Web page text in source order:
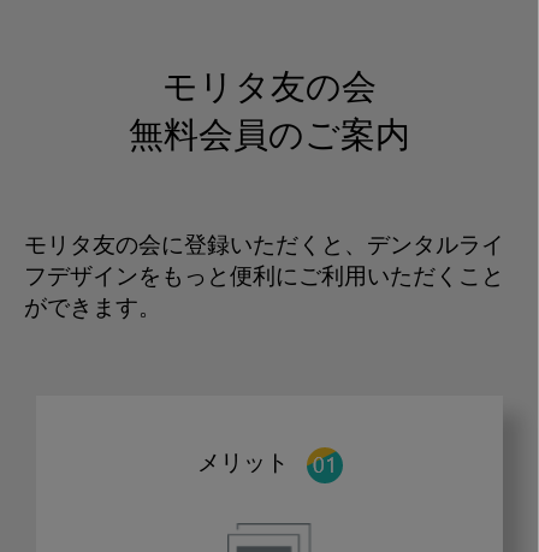
モリタ友の会
無料会員のご案内
モリタ友の会に登録いただくと、デンタルライ
フデザインをもっと便利にご利用いただくこと
ができます。
メリット